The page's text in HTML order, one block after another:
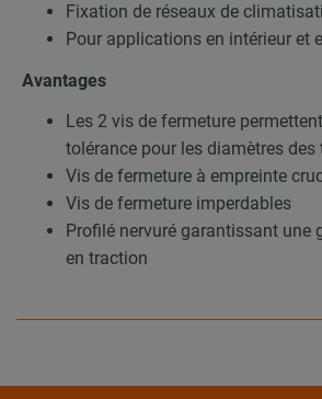
Fixation de réseaux de
Pour applications en intérieur et
Avantages
Les 2 vis de fermeture
tolérance pour les diamètres des
Vis de fermeture à empreinte
Vis de fermeture imperdables
Profilé nervuré garantissant une
en traction